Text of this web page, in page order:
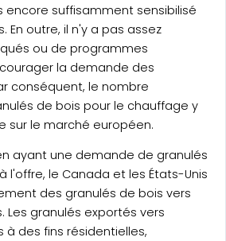
encore suffisamment sensibilisé
En outre, il n'y a pas assez
ou de programmes
la demande des
conséquent, le nombre
de bois pour le chauffage y
sur le marché européen.
ayant une demande de granulés
l'offre, le Canada et les États-Unis
des granulés de bois vers
Les granulés exportés vers
à des fins résidentielles,